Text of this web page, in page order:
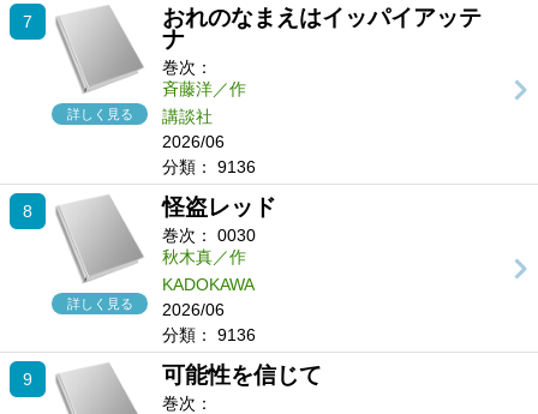
7
詳しく見る
おれのなまえはイッパイアッテ
ナ
巻次：
斉藤洋／作
講談社
2026/06
分類：
9136
8
詳しく見る
怪盗レッド
巻次：
0030
秋木真／作
KADOKAWA
2026/06
分類：
9136
9 可能性を信じて
巻次：